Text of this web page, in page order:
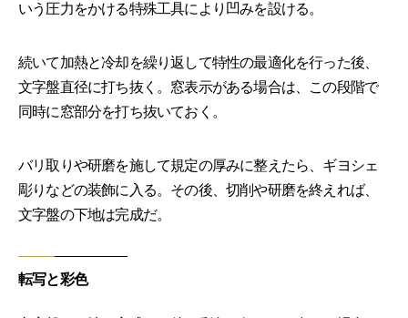
いう圧力をかける特殊工具により凹みを設ける。
続いて加熱と冷却を繰り返して特性の最適化を行った後、
文字盤直径に打ち抜く。窓表示がある場合は、この段階で
同時に窓部分を打ち抜いておく。
バリ取りや研磨を施して規定の厚みに整えたら、ギヨシェ
彫りなどの装飾に入る。その後、切削や研磨を終えれば、
文字盤の下地は完成だ。
転写と彩色